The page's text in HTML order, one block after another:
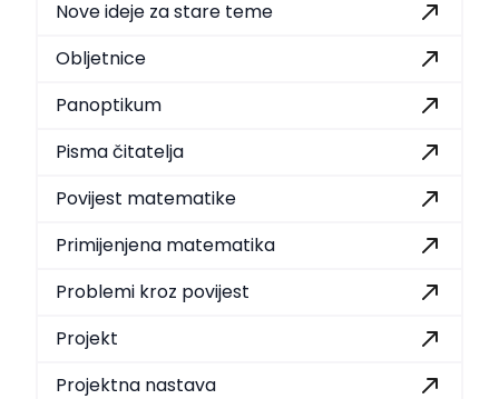
Nove ideje za stare teme
Obljetnice
Panoptikum
Pisma čitatelja
Povijest matematike
Primijenjena matematika
Problemi kroz povijest
Projekt
Projektna nastava